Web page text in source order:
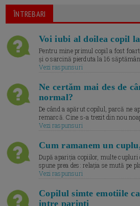
ÎNTREBARI
Voi iubi al doilea copil
Pentru mine primul copil a fost
și o sarcină pierduta la 16
Vezi raspunsuri
Ne certăm mai des de
normal?
De când a apărut copilul, parcă ne
remarcă. Cine s-a trezit din nou
Vezi raspunsuri
Cum ramanem un
După apariția copiilor, multe cupluri
spune prea des: relația se mută pe
Vezi raspunsuri
Copilul simte emotiile
intre parinti